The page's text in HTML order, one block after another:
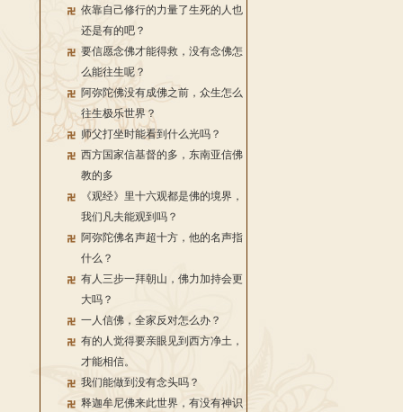
依靠自己修行的力量了生死的人也
还是有的吧？
要信愿念佛才能得救，没有念佛怎
么能往生呢？
阿弥陀佛没有成佛之前，众生怎么
往生极乐世界？
师父打坐时能看到什么光吗？
西方国家信基督的多，东南亚信佛
教的多
《观经》里十六观都是佛的境界，
我们凡夫能观到吗？
阿弥陀佛名声超十方，他的名声指
什么？
有人三步一拜朝山，佛力加持会更
大吗？
一人信佛，全家反对怎么办？
有的人觉得要亲眼见到西方净土，
才能相信。
我们能做到没有念头吗？
释迦牟尼佛来此世界，有没有神识